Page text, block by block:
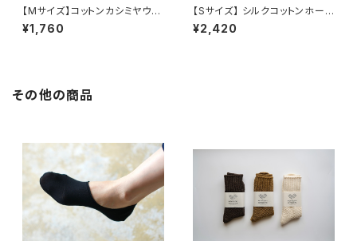
【Mサイズ】コットンカシミヤウォ
ークソックス / NISHIGUCHI K
UTSUSHITA
¥1,760
【Sサイズ】 シルクコットンホーム
ソックス / NISHIGUCHI KUTS
USHITA
¥2,420
その他の商品